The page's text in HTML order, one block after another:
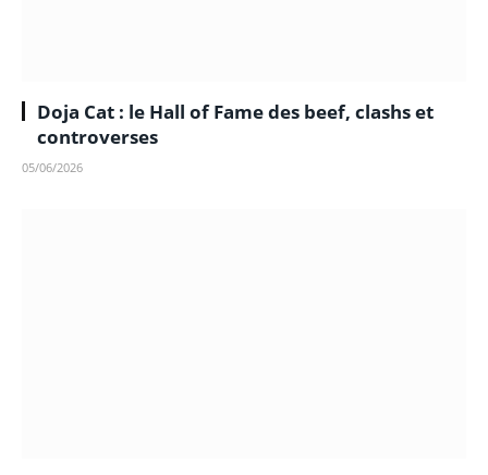
Doja Cat : le Hall of Fame des beef, clashs et
controverses
05/06/2026